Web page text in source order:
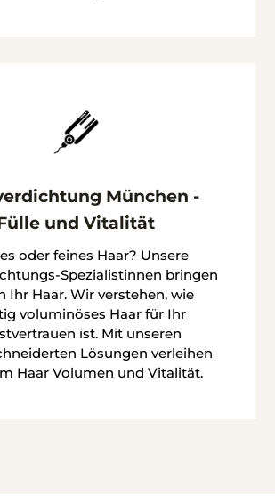
München -
und Vitalität
oder feines Haar? Unsere
Spezialistinnen bringen
Ihr Haar. Wir verstehen, wie
voluminöses Haar für Ihr
ist. Mit unseren
Lösungen verleihen
Haar Volumen und Vitalität.